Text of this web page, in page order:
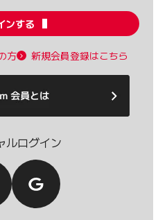
ンする
方 新規会員登録はこちら
ルログイン